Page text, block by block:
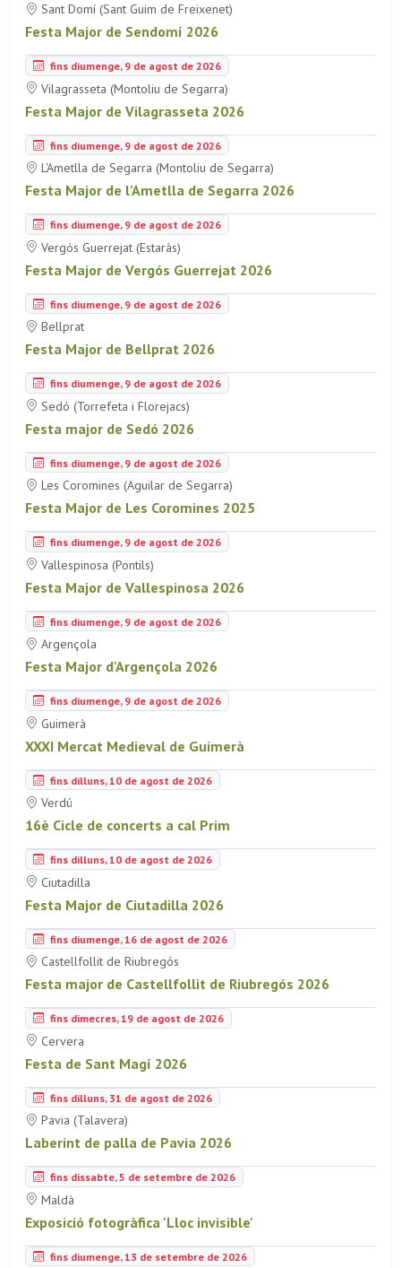
Sant Domí (Sant Guim de Freixenet)
Festa Major de Sendomí 2026
fins diumenge, 9 de agost de 2026
Vilagrasseta (Montoliu de Segarra)
Festa Major de Vilagrasseta 2026
fins diumenge, 9 de agost de 2026
L'Ametlla de Segarra (Montoliu de Segarra)
Festa Major de l'Ametlla de Segarra 2026
fins diumenge, 9 de agost de 2026
Vergós Guerrejat (Estaràs)
Festa Major de Vergós Guerrejat 2026
fins diumenge, 9 de agost de 2026
Bellprat
Festa Major de Bellprat 2026
fins diumenge, 9 de agost de 2026
Sedó (Torrefeta i Florejacs)
Festa major de Sedó 2026
fins diumenge, 9 de agost de 2026
Les Coromines (Aguilar de Segarra)
Festa Major de Les Coromines 2025
fins diumenge, 9 de agost de 2026
Vallespinosa (Pontils)
Festa Major de Vallespinosa 2026
fins diumenge, 9 de agost de 2026
Argençola
Festa Major d'Argençola 2026
fins diumenge, 9 de agost de 2026
Guimerà
XXXI Mercat Medieval de Guimerà
fins dilluns, 10 de agost de 2026
Verdú
16è Cicle de concerts a cal Prim
fins dilluns, 10 de agost de 2026
Ciutadilla
Festa Major de Ciutadilla 2026
fins diumenge, 16 de agost de 2026
Castellfollit de Riubregós
Festa major de Castellfollit de Riubregós 2026
fins dimecres, 19 de agost de 2026
Cervera
Festa de Sant Magí 2026
fins dilluns, 31 de agost de 2026
Pavia (Talavera)
Laberint de palla de Pavia 2026
fins dissabte, 5 de setembre de 2026
Maldà
Exposició fotogràfica 'Lloc invisible'
fins diumenge, 13 de setembre de 2026